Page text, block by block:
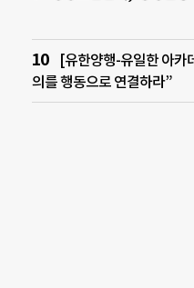
[유한양행-유일한 아카
의를 행동으로 연결하라”